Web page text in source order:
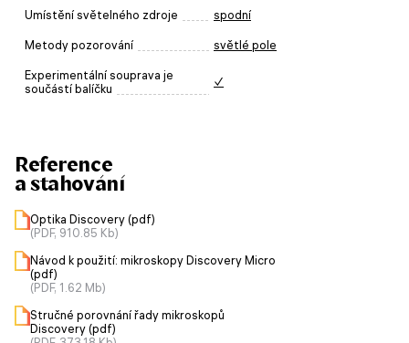
Umístění světelného zdroje spodní
Metody pozorování světlé pole
Experimentální souprava je
součástí balíčku
✓
Reference
a stahování
Optika Discovery (pdf)
(PDF, 910.85 Kb)
Návod k použití: mikroskopy Discovery Micro
(pdf)
(PDF, 1.62 Mb)
Stručné porovnání řady mikroskopů
Discovery (pdf)